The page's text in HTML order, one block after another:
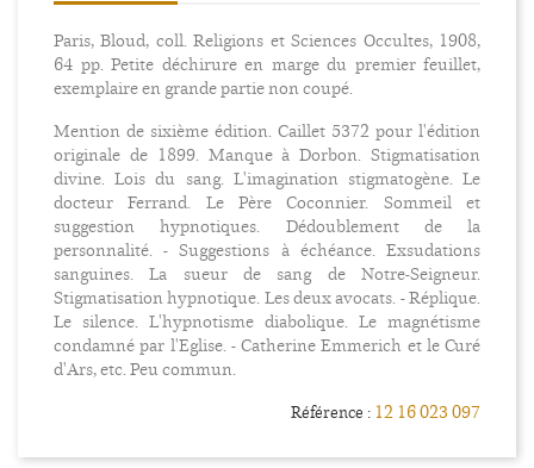
Paris, Bloud, coll. Religions et Sciences Occultes, 1908,
64 pp. Petite déchirure en marge du premier feuillet,
exemplaire en grande partie non coupé.
Mention de sixième édition. Caillet 5372 pour l'édition
originale de 1899. Manque à Dorbon. Stigmatisation
divine. Lois du sang. L'imagination stigmatogène. Le
docteur Ferrand. Le Père Coconnier. Sommeil et
suggestion hypnotiques. Dédoublement de la
personnalité. - Suggestions à échéance. Exsudations
sanguines. La sueur de sang de Notre-Seigneur.
Stigmatisation hypnotique. Les deux avocats. - Réplique.
Le silence. L'hypnotisme diabolique. Le magnétisme
condamné par l'Eglise. - Catherine Emmerich et le Curé
d'Ars, etc. Peu commun.
Référence : 12 16 023 097